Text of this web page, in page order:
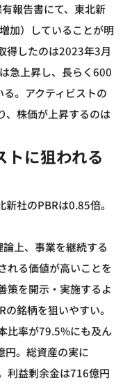
報告書にて、東北新
加）していることが明
得したのは2023年3月
急上昇し、長らく600
。アクティビストの
、株価が上昇するのは
トに狙われる
社のPBRは0.85倍。
上、事業を継続する
れる価値が高いことを
策を開示・実施するよ
銘柄を狙いやすい。
比率が79.5%にも及ん
円。総資産の実に
利益剰余金は716億円